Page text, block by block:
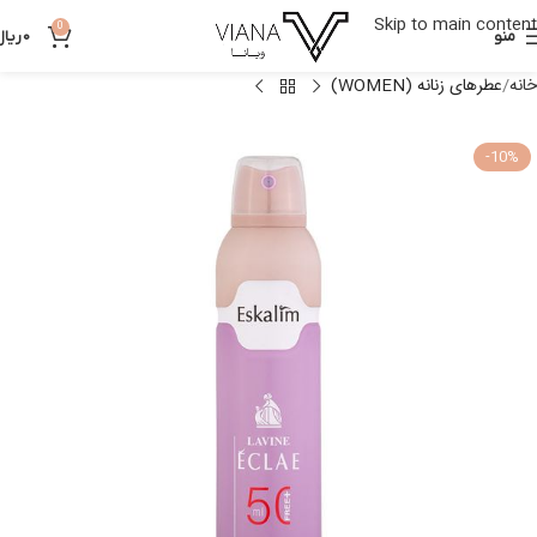
Skip to main content
منو 0
0
خانه عطرهای زنانه (WOMEN)
-10%